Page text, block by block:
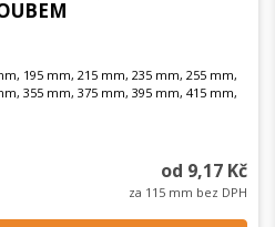
195 mm, 215 mm, 235 mm, 255 mm,
355 mm, 375 mm, 395 mm, 415 mm,
od 9,17 Kč
za 115 mm bez DPH